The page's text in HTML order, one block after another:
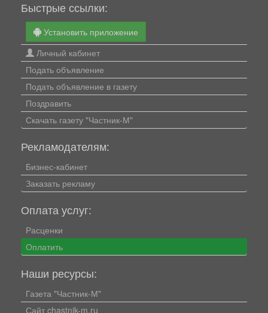
Быстрые ссылки:
Установить приложение
Личный кабинет
Подать объявление
Подать объявление в газету
Поздравить
Скачать газету "Частник-М"
Рекламодателям:
Бизнес-кабинет
Заказать рекламу
Оплата услуг:
Расценки
Оплатить
Наши ресурсы:
Газета "Частник-М"
Сайт chastnik-m.ru